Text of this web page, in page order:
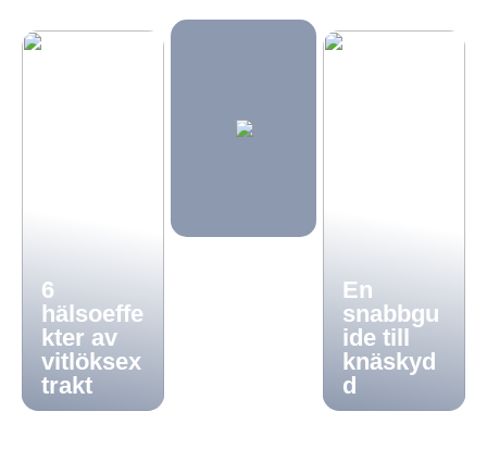
6
hälsoeffe
kter av
vitlöksex
trakt
En
snabbgu
ide till
knäskyd
d